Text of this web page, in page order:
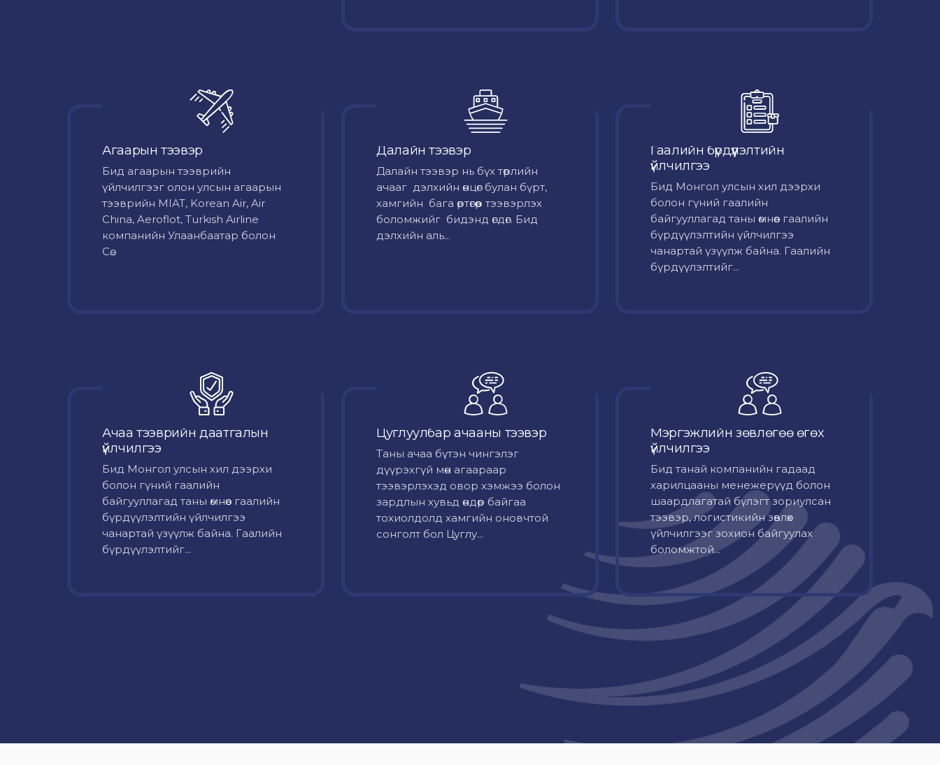
Агаарын тээвэр
Бид агаарын тээврийн
үйлчилгээг олон улсын агаарын
тээврийн MIAT, Korean Air, Air
China, Aeroflot, Turkish Airline
компанийн Улаанбаатар болон
Сө...
Далайн тээвэр
Далайн тээвэр нь бүх төрлийн
ачааг дэлхийн өнцөг булан бүрт,
хамгийн бага өртөгөөр тээвэрлэх
боломжийг бидэнд өгдөг. Бид
дэлхийн аль...
Гаалийн бүрдүүлэлтийн
үйлчилгээ
Бид Монгол улсын хил дээрхи
болон гүний гаалийн
байгууллагад таны өмнөөс гаалийн
бүрдүүлэлтийн үйлчилгээ
чанартай үзүүлж байна. Гаалийн
бүрдүүлэлтийг...
Ачаа тээврийн даатгалын
үйлчилгээ
Бид Монгол улсын хил дээрхи
болон гүний гаалийн
байгууллагад таны өмнөөс гаалийн
бүрдүүлэлтийн үйлчилгээ
чанартай үзүүлж байна. Гаалийн
бүрдүүлэлтийг...
Цуглуулбар ачааны тээвэр
Таны ачаа бүтэн чингэлэг
дүүрэхгүй мөн агаараар
тээвэрлэхэд овор хэмжээ болон
зардлын хувьд өндөр байгаа
тохиолдолд хамгийн оновчтой
сонголт бол Цуглу...
Мэргэжлийн зөвлөгөө өгөх
үйлчилгээ
Бид танай компанийн гадаад
харилцааны менежерүүд болон
шаардлагатай бүлэгт зориулсан
тээвэр, логистикийн зөвлөх
үйлчилгээг зохион байгуулах
боломжтой...